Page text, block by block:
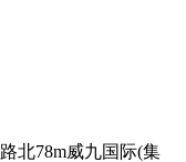
北78m威九国际(集